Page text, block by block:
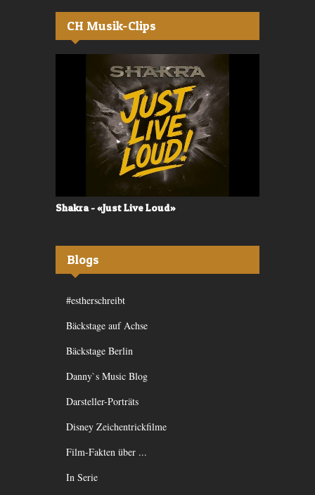
CH Musik-Clips
Shakra - «Just Live Loud»
Blogs
#estherschreibt
Bäckstage auf Achse
Bäckstage Berlin
Danny`s Music Blog
Darsteller-Porträts
Disney Zeichentrickfilme
Film-Fakten über ...
In Serie